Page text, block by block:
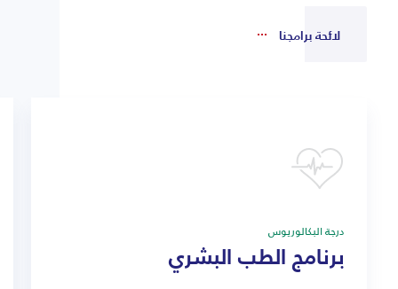
لائحة برامجنا
درجة البكالوريوس
برنامج الطب البشري